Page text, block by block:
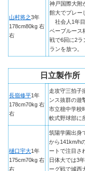
山村将之3年
178cm80kg 右
右
神戸国際大附
館大でプレー
社会人1年
ベーブルース
戦で6回に2ラ
ランを放つ。
日立製作所
長嶺修平1年
178cm70kg 右
右
走攻守三拍子
ンス抜群の遊
市立檍中学校
軟式野球部に
樋口宇大1年
175cm70kg 右
右
筑陽学園出身
から141km/h
ートで注目
日体大では3
ーグ戦で城西